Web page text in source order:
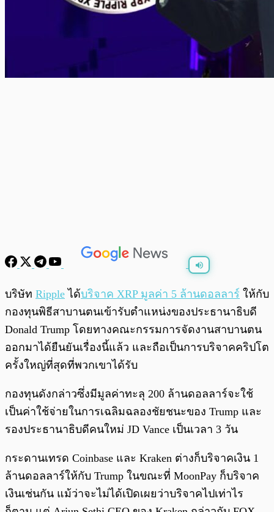
0:00
บริษัท Ripple ได้บริจาค XRP มูลค่า 5 ล้านดอลลาร์ ให้กับ
กองทุนพิธีสาบานตนเข้ารับตำแหน่งของประธานาธิบดี
Donald Trump โดยทางคณะกรรมการจัดงานสาบานตน
ออกมาได้ยืนยันเรื่องนี้แล้ว และถือเป็นการบริจาคคริปโต
ครั้งใหญ่ที่สุดที่พวกเขาได้รับ
กองทุนดังกล่าวซึ่งมีมูลค่าทะลุ 200 ล้านดอลลาร์จะใช้
เป็นค่าใช้จ่ายในการเฉลิมฉลองชัยชนะของ Trump และ
รองประธานาธิบดีคนใหม่ JD Vance เป็นเวลา 3 วัน
กระดานเทรด Coinbase และ Kraken ต่างก็บริจาคเงิน 1
ล้านดอลลาร์ให้กับ Trump ในขณะที่ MoonPay ก็บริจาค
เงินเช่นกัน แม้ว่าจะไม่ได้เปิดเผยว่าบริจาคไปเท่าไร